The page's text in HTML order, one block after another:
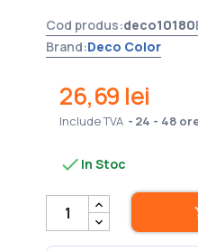
Cod produs:deco10180
Brand:Deco Color
26,69 lei
Include TVA 24 - 48
 In Stoc